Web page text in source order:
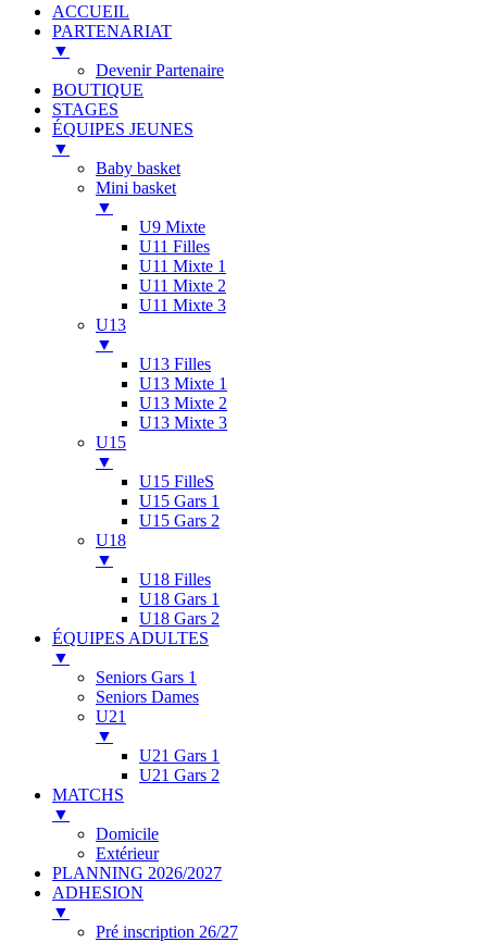
ACCUEIL
PARTENARIAT
▼
Devenir Partenaire
BOUTIQUE
STAGES
ÉQUIPES JEUNES
▼
Baby basket
Mini basket
▼
U9 Mixte
U11 Filles
U11 Mixte 1
U11 Mixte 2
U11 Mixte 3
U13
▼
U13 Filles
U13 Mixte 1
U13 Mixte 2
U13 Mixte 3
U15
▼
U15 FilleS
U15 Gars 1
U15 Gars 2
U18
▼
U18 Filles
U18 Gars 1
U18 Gars 2
ÉQUIPES ADULTES
▼
Seniors Gars 1
Seniors Dames
U21
▼
U21 Gars 1
U21 Gars 2
MATCHS
▼
Domicile
Extérieur
PLANNING 2026/2027
ADHESION
▼
Pré inscription 26/27